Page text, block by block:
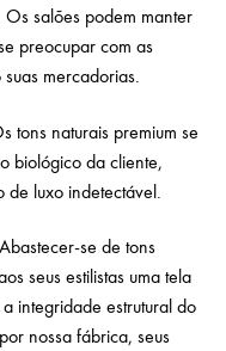
salões podem manter
preocupar com as
mercadorias.
tons naturais premium se
biológico da cliente,
luxo indetectável.
se de tons
seus estilistas uma tela
integridade estrutural do
nossa fábrica, seus